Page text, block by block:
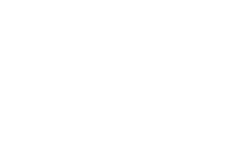
i Mina Favoriter